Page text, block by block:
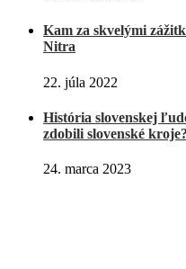
Kam za skvelými
Nitra
22. júla 2022
História slovenskej
zdobili slovenské kroje?
24. marca 2023